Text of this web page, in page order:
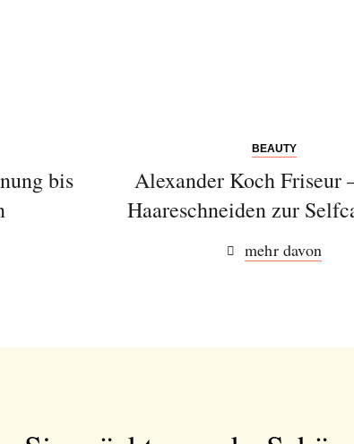
bis
BEAUTY
Alexander Koch Friseur
Haareschneiden zur
mehr davon